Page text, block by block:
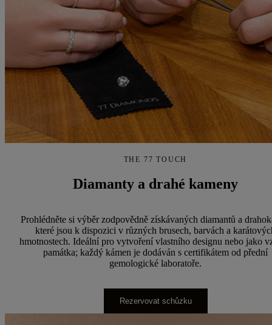
THE 77 TOUCH
Diamanty a drahé kameny
Prohlédněte si výběr zodpovědně získávaných diamantů a
které jsou k dispozici v různých brusech, barvách a
hmotnostech. Ideální pro vytvoření vlastního designu nebo jako
památka; každý kámen je dodáván s certifikátem od přední
gemologické laboratoře.
Rezervovat schůzku